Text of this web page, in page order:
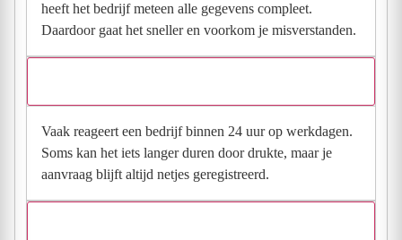
heeft het bedrijf meteen alle gegevens compleet.
Daardoor gaat het sneller en voorkom je misverstanden.
Vaak reageert een bedrijf binnen 24 uur op werkdagen.
Soms kan het iets langer duren door drukte, maar je
aanvraag blijft altijd netjes geregistreerd.